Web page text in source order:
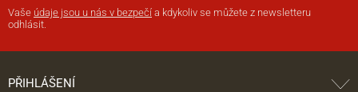
Vaše údaje jsou u nás v bezpečí a kdykoliv se můžete z newsletteru
odhlásit.
PŘIHLÁŠENÍ